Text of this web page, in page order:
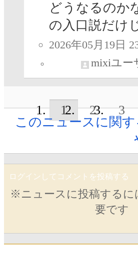
どうなるのか
の入口説だけ
2026年05月19日
mixiユー
1 2 3
このニュースに関
ログインしてコメントを投稿する
※ニュースに投稿するに
要です